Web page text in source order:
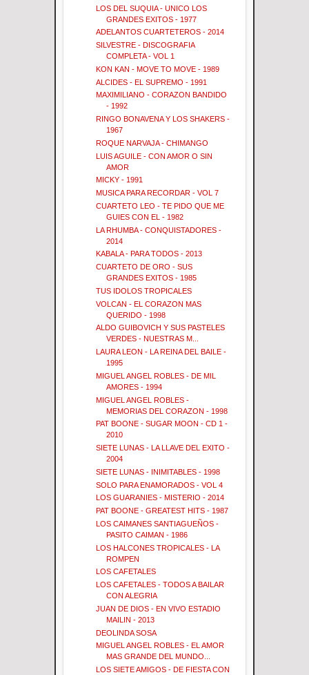
LOS DEL SUQUIA - UNICO LOS
GRANDES EXITOS - 1977
ADELANTOS CUARTETEROS - 2014
SILVESTRE - DISCOGRAFIA
COMPLETA - VOL 1
KON KAN - MOVE TO MOVE - 1989
ALCIDES - EL SUPREMO - 1991
MAXIMILIANO - CORAZON BANDIDO
- 1992
RINGO BONAVENA Y LOS SHAKERS -
1967
ROQUE NARVAJA - CHIMANGO
LUIS AGUILE - CON AMOR O SIN
AMOR
MICKY - 1991
MUSICA PARA RECORDAR - VOL 7
CUARTETO LEO - TE PIDO QUE ME
GUIES CON EL - 1982
LA RHUMBA - CONQUISTADORES -
2014
KABALA - PARA TODOS - 2013
CUARTETO DE ORO - SUS
GRANDES EXITOS - 1985
TUS IDOLOS TROPICALES
VOLCAN - EL CORAZON MAS
QUERIDO - 1998
ALDO GUIBOVICH Y SUS PASTELES
VERDES - NUESTRAS M...
LAURA LEON - LA REINA DEL BAILE -
1995
MIGUEL ANGEL ROBLES - DE MIL
AMORES - 1994
MIGUEL ANGEL ROBLES -
MEMORIAS DEL CORAZON - 1998
PAT BOONE - SUGAR MOON - CD 1 -
2010
SIETE LUNAS - LA LLAVE DEL EXITO -
2004
SIETE LUNAS - INIMITABLES - 1998
SOLO PARA ENAMORADOS - VOL 4
LOS GUARANIES - MISTERIO - 2014
PAT BOONE - GREATEST HITS - 1987
LOS CAIMANES SANTIAGUEÑOS -
PASITO CAIMAN - 1986
LOS HALCONES TROPICALES - LA
ROMPEN
LOS CAFETALES
LOS CAFETALES - TODOS A BAILAR
CON ALEGRIA
JUAN DE DIOS - EN VIVO ESTADIO
MAILIN - 2013
DEOLINDA SOSA
MIGUEL ANGEL ROBLES - EL AMOR
MAS GRANDE DEL MUNDO...
LOS SIETE AMIGOS - DE FIESTA CON